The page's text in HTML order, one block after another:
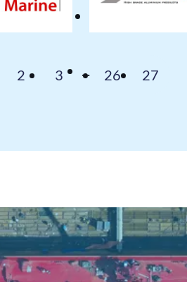
Alphatron
Marine
Aluland
BV
2 3 ... 26 27